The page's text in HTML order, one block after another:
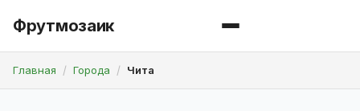
Фрутмозаик
Главная Города Чита